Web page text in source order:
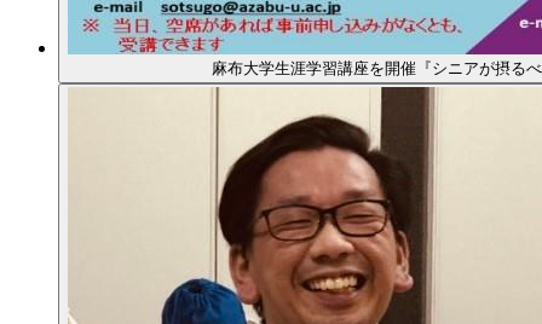
麻布大学生涯学習講座を開催『シニアが摂る